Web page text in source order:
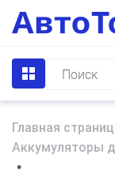
Главная
Аккумуляторы
•